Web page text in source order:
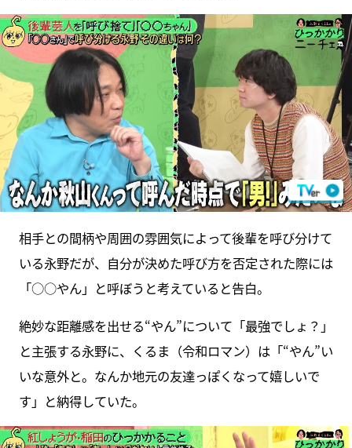
相手との間柄や周囲の雰囲気によって後輩を呼び分けて
いる永野だが、自分が決めた呼び方を否定された際には
「○○やん」と呼ぼうと考えていると告白。
絶妙な距離感を出せる“やん”について「最強でしょ？」
と主張する永野に、くるま（令和ロマン）は「“やん”い
いな意外と。なんか地元の友達っぽくなって嬉しいで
す」と納得していた。